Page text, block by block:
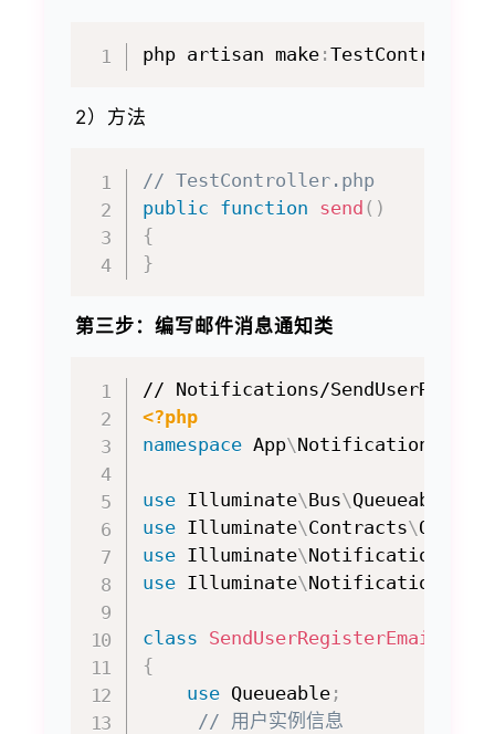
php artisan make:
2）方法
// TestController.php
public function send ( )
{
}
第三步：编写邮件消息通知类
<?php
namespace App\Notifications
use Illuminate\Bus\Queueable
use Illuminate\Contracts\Queue
use Illuminate\Notifications
use Illuminate\Notifications
class SendUserRegisterEmail
{
use Queueable;
// 用户实例信息